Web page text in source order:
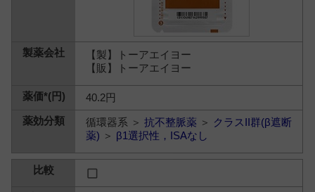
【製】トーアエイヨー
【販】トーアエイヨー
40.2円
循環器系 ＞抗不整脈薬 ＞ クラスII群(β遮断
薬) ＞ β1選択性，ISAなし